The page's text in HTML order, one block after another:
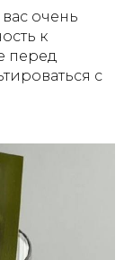
очень
к
перед
с